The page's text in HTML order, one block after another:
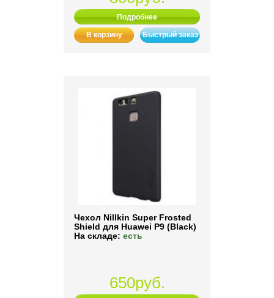
Подробнее
В корзину Быстрый заказ
Чехол Nillkin Super Frosted
Shield для Huawei P9 (Black)
На складе: есть
650руб.